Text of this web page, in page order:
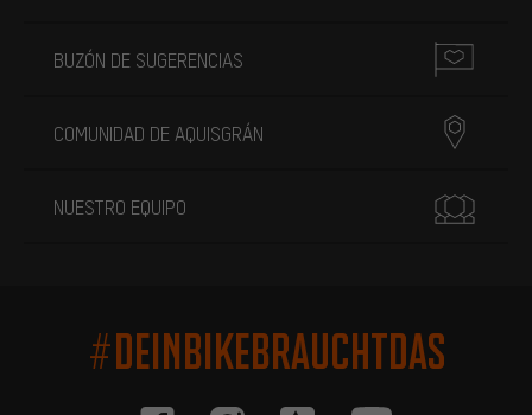
BUZÓN DE SUGERENCIAS
COMUNIDAD DE AQUISGRÁN
NUESTRO EQUIPO
#DEINBIKEBRAUCHTDAS